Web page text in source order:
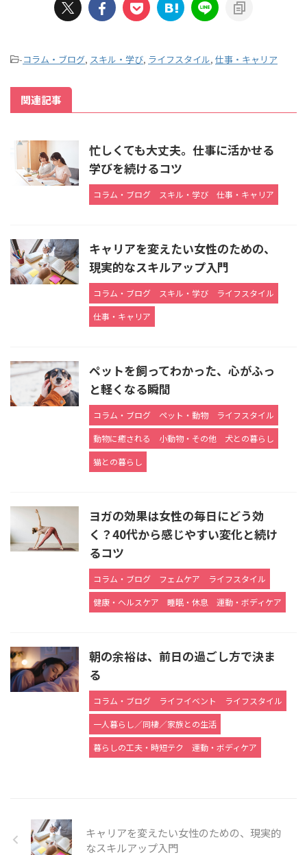
-コラム・ブログ, スキル・学び, ライフスタイル, 仕事・キャリア
関連記事
忙しくても大丈夫。仕事に活かせる
学びを続けるコツ
コラム・ブログ スキル・学び 仕事・キャリア
キャリアを変えたい女性のための、
現実的なスキルアップ入門
コラム・ブログ スキル・学び
ライフスタイル
仕事・キャリア
ペットを飼ってわかった、心がふっ
と軽くなる瞬間
コラム・ブログ ペット・動物
ライフスタイル
動物に癒される
小動物・その他
犬との暮らし
猫との暮らし
ヨガの効果は女性の毎日にどう効
く？40代から感じやすい変化と続け
るコツ
コラム・ブログ フェムケア
ライフスタイル
健康・ヘルスケア
睡眠・休息 運動・ボディケア
朝の余裕は、前日の過ごし方で決ま
る
コラム・ブログ ライフイベント
ライフスタイル
一人暮らし／同棲／家族との生活
暮らしの工夫・時短テク
運動・ボディケア
キャリアを変えたい女性のための、現実的
なスキルアップ入門